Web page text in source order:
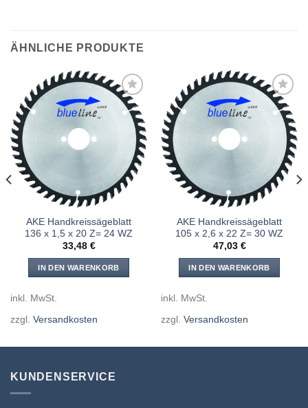
ÄHNLICHE PRODUKTE
hinzufügen
AKE Handkreissägeblatt
136 x 1,5 x 20 Z= 24 WZ
33,48 €
IN DEN WARENKORB
inkl. MwSt.
zzgl. Versandkosten
hinzufügen
AKE Handkreissägeblatt
105 x 2,6 x 22 Z= 30 WZ
47,03 €
IN DEN WARENKORB
inkl. MwSt.
zzgl. Versandkosten
KUNDENSERVICE